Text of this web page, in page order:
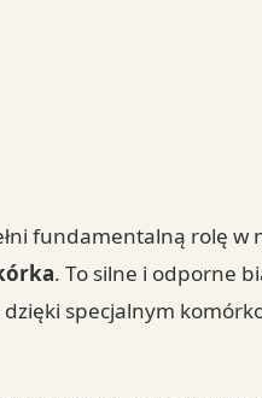
fundamentalną rolę w
. To silne i odporne
specjalnym